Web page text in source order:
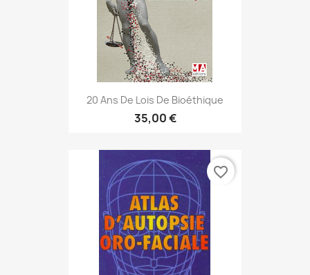
20 Ans De Lois De Bioéthique
35,00 €
favorite_border